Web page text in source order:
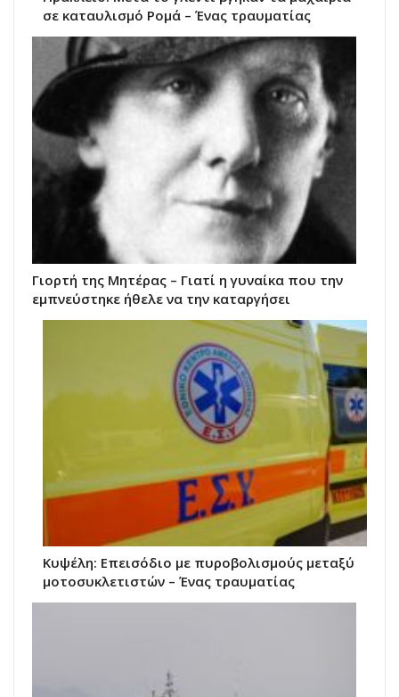
σε καταυλισμό Ρομά – Ένας τραυματίας
Γιορτή της Μητέρας – Γιατί η γυναίκα που την
εμπνεύστηκε ήθελε να την καταργήσει
Κυψέλη: Επεισόδιο με πυροβολισμούς μεταξύ
μοτοσυκλετιστών – Ένας τραυματίας